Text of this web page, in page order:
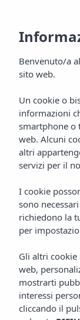
Blue
Home Ibiza
Appartamenti Vibra
Benvenuto/a
sito web.
Un cookie o
informazioni
smartphone o
web. Alcuni
altri
servizi per il
I cookie
sono
richiedono la
per
Gli altri
web,
mostrarti
interessi
cliccando il